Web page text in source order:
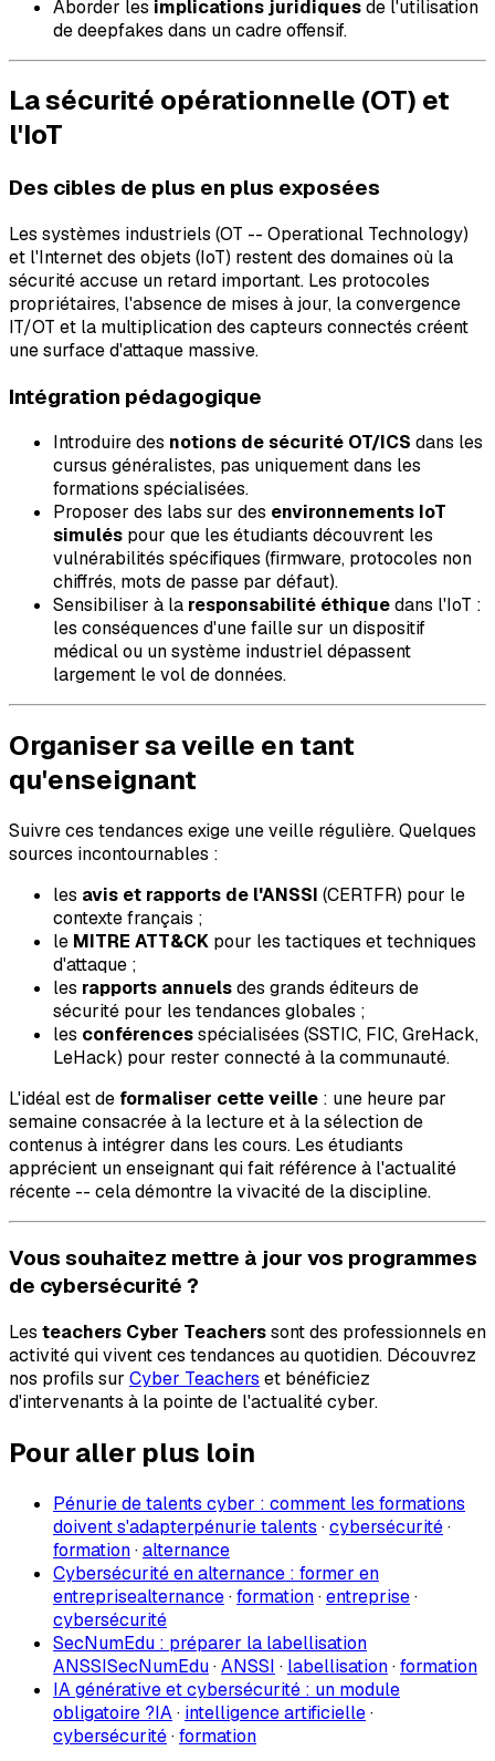
Aborder les implications juridiquesde l'utilisation
de deepfakes dans un cadre offensif.
La sécurité opérationnelle (OT) et
l'IoT
Des cibles de plus en plus exposées
Les systèmes industriels (OT -- Operational Technology)
et l'Internet des objets (IoT) restent des domaines où la
sécurité accuse un retard important. Les protocoles
propriétaires, l'absence de mises à jour, la convergence
IT/OT et la multiplication des capteurs connectés créent
une surface d'attaque massive.
Intégration pédagogique
Introduire des notions de sécurité OT/ICS dans les
cursus généralistes, pas uniquement dans les
formations spécialisées.
Proposer des labs sur des environnements IoT
simulés pour que les étudiants découvrent les
vulnérabilités spécifiques (firmware, protocoles non
chiffrés, mots de passe par défaut).
Sensibiliser à la responsabilité éthiquedans l'IoT :
les conséquences d'une faille sur un dispositif
médical ou un système industriel dépassent
largement le vol de données.
Organiser sa veille en tant
qu'enseignant
Suivre ces tendances exige une veille régulière. Quelques
sources incontournables :
les avis et rapports de l'ANSSI (CERTFR) pour le
contexte français ;
le MITRE ATT&CK pour les tactiques et techniques
d'attaque ;
les rapports annuelsdes grands éditeurs de
sécurité pour les tendances globales ;
les conférencesspécialisées (SSTIC, FIC, GreHack,
LeHack) pour rester connecté à la communauté.
L'idéal est de formaliser cette veille : une heure par
semaine consacrée à la lecture et à la sélection de
contenus à intégrer dans les cours. Les étudiants
apprécient un enseignant qui fait référence à l'actualité
récente -- cela démontre la vivacité de la discipline.
Vous souhaitez mettre à jour vos programmes
de cybersécurité ?
Les teachers Cyber Teacherssont des professionnels en
activité qui vivent ces tendances au quotidien. Découvrez
nos profils sur Cyber Teachers et bénéficiez
d'intervenants à la pointe de l'actualité cyber.
Pour aller plus loin
Pénurie de talents cyber : comment les formations
doivent s'adapterpénurie talents ·cybersécurité·
formation·alternance
Cybersécurité en alternance : former en
entreprisealternance·formation·entreprise·
cybersécurité
SecNumEdu : préparer la labellisation
ANSSISecNumEdu·ANSSI · labellisation·formation
IA générative et cybersécurité : un module
obligatoire ?IA· intelligence artificielle·
cybersécurité·formation